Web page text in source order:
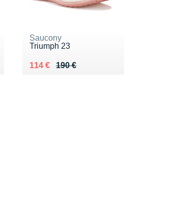
Saucony
Triumph 23
190 €
Au lieu de 190 €
114 €
Vendu 114 €